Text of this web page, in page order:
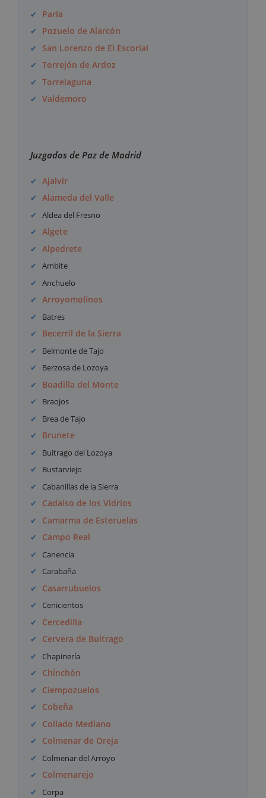
Parla
Pozuelo de Alarcón
San Lorenzo de El Escorial
Torrejón de Ardoz
Torrelaguna
Valdemoro
Juzgados de Paz de Madrid
Ajalvir
Alameda del Valle
Aldea del Fresno
Algete
Alpedrete
Ambite
Anchuelo
Arroyomolinos
Batres
Becerril de la Sierra
Belmonte de Tajo
Berzosa de Lozoya
Boadilla del Monte
Braojos
Brea de Tajo
Brunete
Buitrago del Lozoya
Bustarviejo
Cabanillas de la Sierra
Cadalso de los Vidrios
Camarma de Esteruelas
Campo Real
Canencia
Carabaña
Casarrubuelos
Cenicientos
Cercedilla
Cervera de Buitrago
Chapinería
Chinchón
Ciempozuelos
Cobeña
Collado Mediano
Colmenar de Oreja
Colmenar del Arroyo
Colmenarejo
Corpa